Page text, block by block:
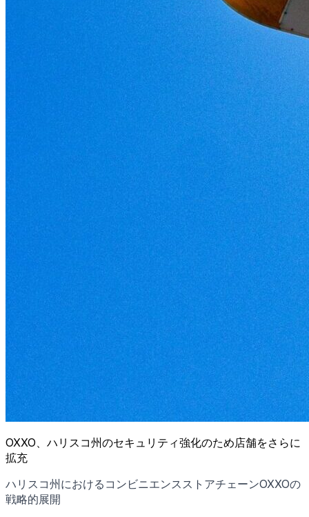
OXXO、ハリスコ州のセキュリティ強化のため店舗をさらに
拡充
ハリスコ州におけるコンビニエンスストアチェーンOXXOの
戦略的展開